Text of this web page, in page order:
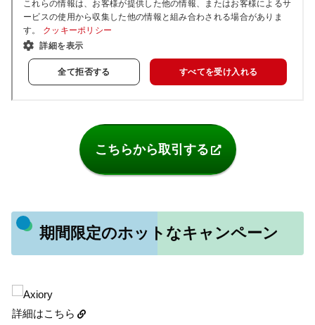
こちらから取引する
期間限定のホットなキャンペーン
詳細はこちら